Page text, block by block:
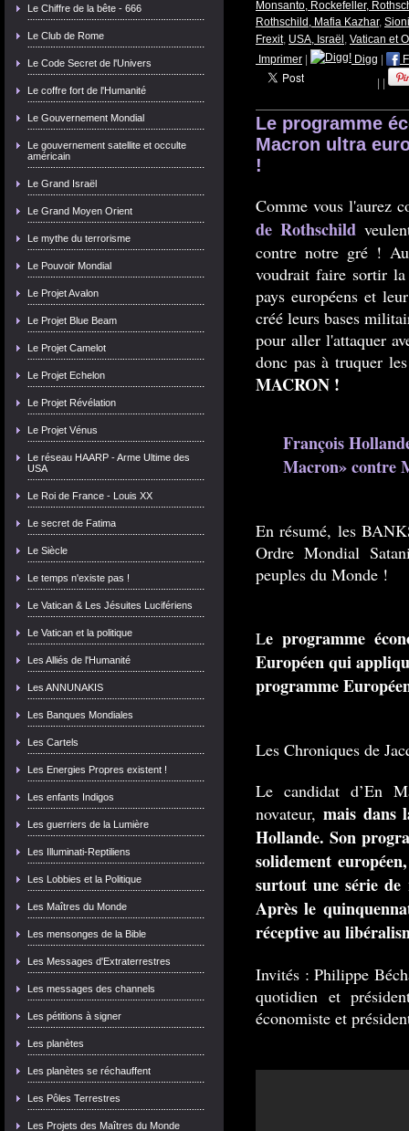
Le Chiffre de la bête - 666
Le Club de Rome
Le Code Secret de l'Univers
Le coffre fort de l'Humanité
Le Gouvernement Mondial
Le gouvernement satellite et occulte
américain
Le Grand Israël
Le Grand Moyen Orient
Le mythe du terrorisme
Le Pouvoir Mondial
Le Projet Avalon
Le Projet Blue Beam
Le Projet Camelot
Le Projet Echelon
Le Projet Révélation
Le Projet Vénus
Le réseau HAARP - Arme Ultime des
USA
Le Roi de France - Louis XX
Le secret de Fatima
Le Siècle
Le temps n'existe pas !
Le Vatican & Les Jésuites Lucifériens
Le Vatican et la politique
Les Alliés de l'Humanité
Les ANNUNAKIS
Les Banques Mondiales
Les Cartels
Les Energies Propres existent !
Les enfants Indigos
Les guerriers de la Lumière
Les Illuminati-Reptiliens
Les Lobbies et la Politique
Les Maîtres du Monde
Les mensonges de la Bible
Les Messages d'Extraterrestres
Les messages des channels
Les pétitions à signer
Les planètes
Les planètes se réchauffent
Les Pôles Terrestres
Les Projets des Maîtres du Monde
Monsanto, Rockefeller,
Rothschild, Mafia Kazhar,
Frexit, USA, Israël , Vatican et
Imprimer
Digg
Le programme
Macron ultra
!
Comme vous l'aurez
de Rothschild
contre notre gré !
voudrait faire sortir
pays européens et
créé leurs bases
pour aller l'attaquer
donc pas à truquer
MACRON !
François
Macron» contre
En résumé, les
Ordre Mondial
peuples du Monde !
Le programme
Européen qui
programme
Les Chroniques de
Le candidat d’En
novateur, mais dans
Hollande. Son
solidement
surtout une série de
Après le
réceptive au
Invités : Philippe
quotidien et
économiste et